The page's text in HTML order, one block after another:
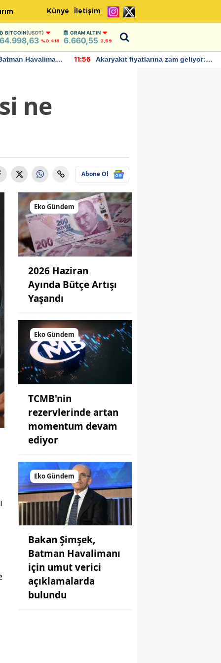
Künye İletişim
BITCOIN(USDT)
64.998,63 %0.418
GRAM ALTIN
6.660,55 2,59
Havalimanı
11:56
Akaryakıt fiyatlarına zam geliyor:
ne
Abone Ol
Eko Gündem
2026 Haziran
Ayında Bütçe Artışı
Yaşandı
Eko Gündem
TCMB'nin
rezervlerinde artan
momentum devam
ediyor
Eko Gündem
Bakan Şimşek,
Batman Havalimanı
için umut verici
açıklamalarda
bulundu